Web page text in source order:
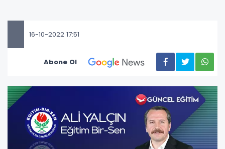
16-10-2022 17:51
Abone Ol